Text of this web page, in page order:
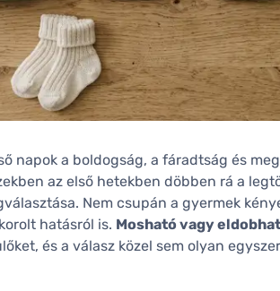
napok a boldogság, a fáradtság és
az első hetekben döbben rá a
Nem csupán a gyermek
hatásról is. Mosható vagy
és a válasz közel sem olyan